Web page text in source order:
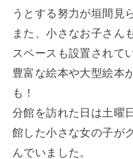
うとする努力が垣間見
また、小さなお子さん
スペースも設置されて
豊富な絵本や大型絵本
も！
分館を訪れた日は土曜
館した小さな女の子が
んでいました。